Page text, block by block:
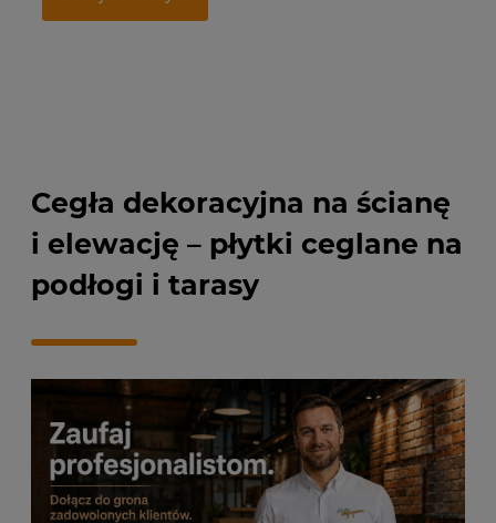
Dodaj do koszyka
Cegła dekoracyjna na ścianę
i elewację – płytki ceglane na